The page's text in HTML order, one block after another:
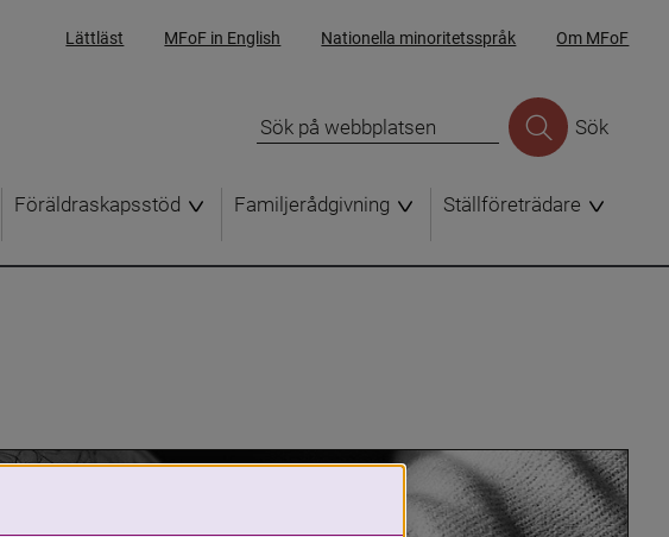
Lättläst MFoF in English Nationella minoritetsspråk Om MFoF
Sök
Föräldraskapsstöd Familjerådgivning Ställföreträdare